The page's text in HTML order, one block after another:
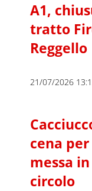
A1,
tratto
Reggello
21/07/2026
cena
messa
circolo